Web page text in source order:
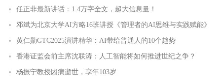
任正非最新讲话：1.4万字全文，超大信息量！
邓斌为北京大学AI方略16班讲授《管理者的AI思维与实践赋能》
黄仁勋GTC2025演讲精华：AI带给普通人的10个趋势
香港证监会前主席沈联涛：人工智能将如何推进世纪之争？
杨振宁教授因病逝世，享年103岁